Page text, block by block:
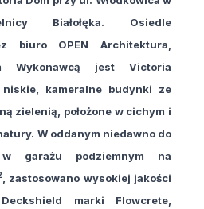
Białołęka. Osiedle
biuro OPEN Architektura,
Wykonawcą jest Victoria
kameralne budynki ze
zielenią, położone w cichym i
W oddanym niedawno do
garażu podziemnym na
, zastosowano wysokiej jakości
marki Flowcrete,